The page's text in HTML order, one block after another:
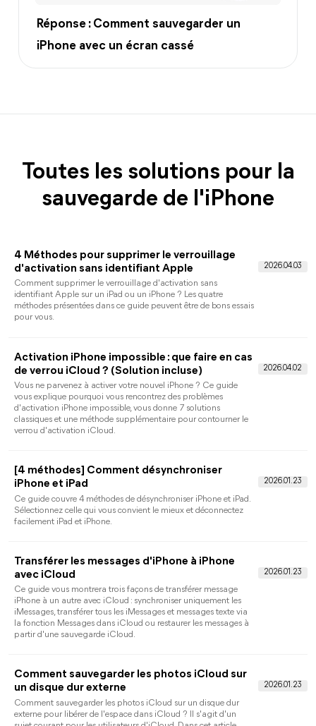
Réponse : Comment sauvegarder un
iPhone avec un écran cassé
Toutes les solutions
sauvegarde de
4 Méthodes pour supprimer le verrouillage
d'activation sans identifiant Apple
Comment supprimer le verrouillage d'activation sans
identifiant Apple sur un iPad ou un iPhone ? Les quatre
méthodes présentées dans ce guide peuvent être de bons
Activation iPhone impossible : que faire en cas
de verrou iCloud ? (Solution incluse)